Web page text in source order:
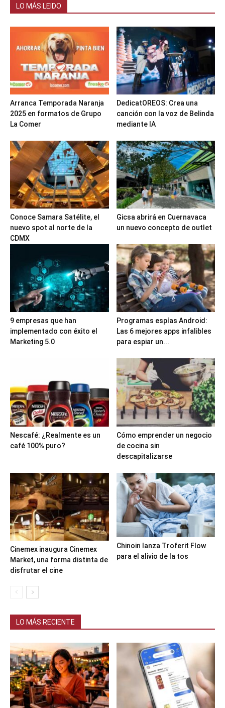
LO MÁS LEIDO
Arranca Temporada Naranja
2025 en formatos de Grupo
La Comer
DedicatOREOS: Crea una
canción con la voz de Belinda
mediante IA
Conoce Samara Satélite, el
nuevo spot al norte de la
CDMX
Gicsa abrirá en Cuernavaca
un nuevo concepto de outlet
9 empresas que han
implementado con éxito el
Marketing 5.0
Programas espías Android:
Las 6 mejores apps infalibles
para espiar un...
Nescafé: ¿Realmente es un
café 100% puro?
Cómo emprender un negocio
de cocina sin
descapitalizarse
Cinemex inaugura Cinemex
Market, una forma distinta de
disfrutar el cine
Chinoin lanza Troferit Flow
para el alivio de la tos
LO MÁS RECIENTE